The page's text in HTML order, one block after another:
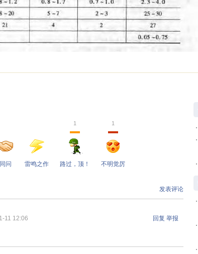
同问 雷鸣之作
1
路过，顶！
1
不明觉厉
发表评论
回复 举报
11 12:06